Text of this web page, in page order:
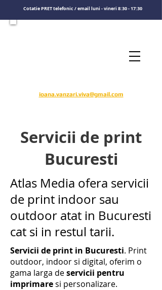
ioana.vanzari.viva@gmail.com
Cotatie PRET telefonic / email luni - vineri 8:30 - 17:30
Servicii de print
Bucuresti
Atlas Media ofera servicii
de print indoor sau
outdoor atat in Bucuresti
cat si in restul tarii.
Servicii de print in Bucuresti. Print
outdoor, indoor si digital, oferim o
gama larga deservicii pentru
imprimaresi personalizare.